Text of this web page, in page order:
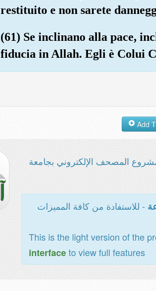
restituito e non sarete
(61) Se inclinano alla pace,
fiducia in Allah. Egli è Colui
المصحف الإلكتروني بجامعة
- للاستفادة من كافة المميزات
This is the light version of the
interfaceto view full features